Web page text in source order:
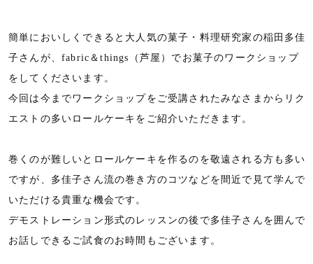
簡単においしくできると大人気の菓子・料理研究家の稲田多佳
子さんが、fabric＆things（芦屋）でお菓子のワークショップ
をしてくださいます。
今回は今までワークショップをご受講されたみなさまからリク
エストの多いロールケーキをご紹介いただきます。
巻くのが難しいとロールケーキを作るのを敬遠される方も多い
ですが、多佳子さん流の巻き方のコツなどを間近で見て学んで
いただける貴重な機会です。
デモストレーション形式のレッスンの後で多佳子さんを囲んで
お話しできるご試食のお時間もございます。